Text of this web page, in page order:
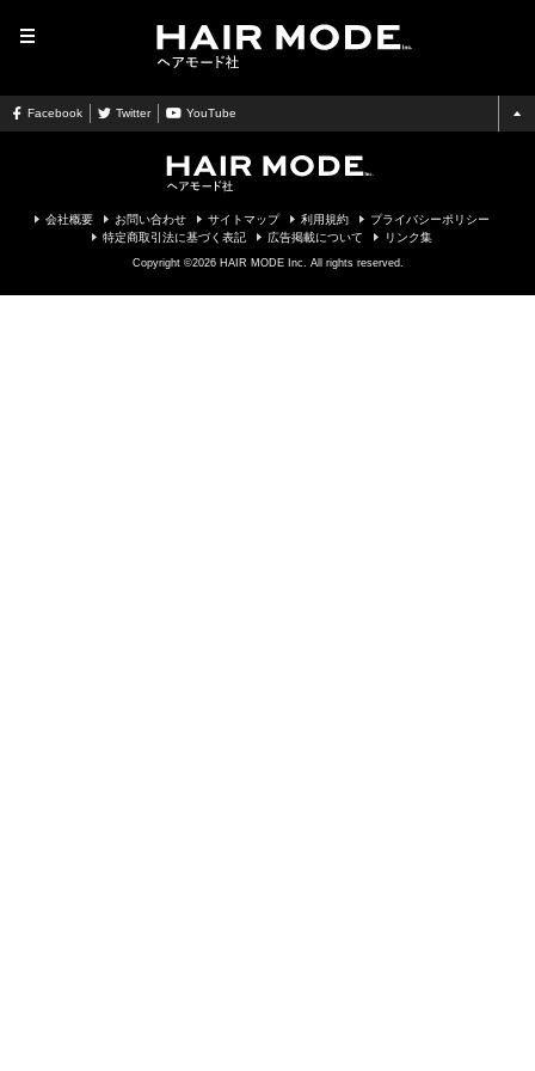
Facebook Twitter YouTube
会社概要 お問い合わせ サイトマップ 利用規約
プライバシーポリシー
特定商取引法に基づく表記
広告掲載について リンク集
Copyright ©2026 HAIR MODE Inc. All rights reserved.